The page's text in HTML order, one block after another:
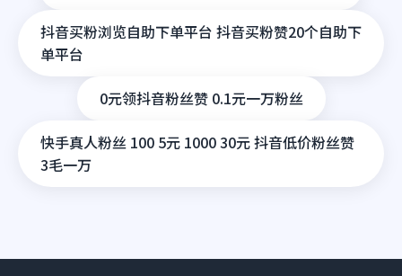
抖音买粉浏览自助下单平台 抖音买粉赞20个自助下
单平台
0元领抖音粉丝赞 0.1元一万粉丝
快手真人粉丝 100 5元 1000 30元 抖音低价粉丝赞
3毛一万